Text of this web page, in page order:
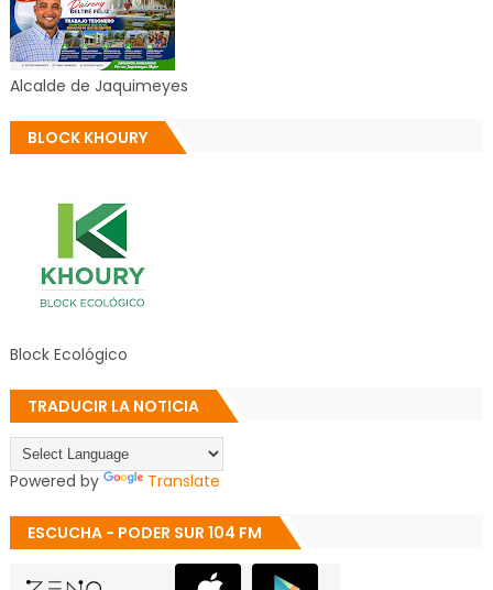
Alcalde de Jaquimeyes
BLOCK KHOURY
Block Ecológico
TRADUCIR LA NOTICIA
Powered by Translate
ESCUCHA - PODER SUR 104 FM